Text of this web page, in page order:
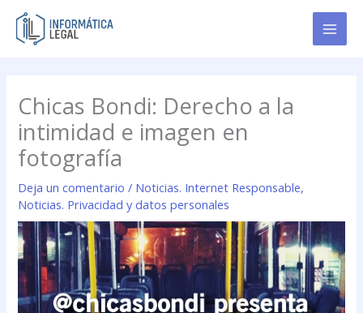
contenido
Chicas Bondi: Derecho a la
intimidad e imagen en
fotografía
Deja un comentario / Noticias. Internet Responsable,
Noticias. Privacidad y datos personales